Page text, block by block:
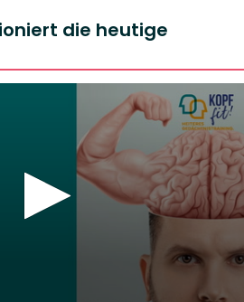
die heutige